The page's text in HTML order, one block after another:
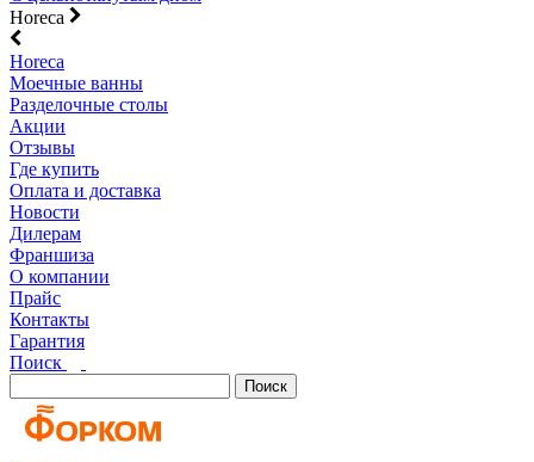
Horeca
Horeca
Моечные ванны
Разделочные столы
Акции
Отзывы
Где купить
Оплата и доставка
Новости
Дилерам
Франшиза
О компании
Прайс
Контакты
Гарантия
Поиск
Поиск